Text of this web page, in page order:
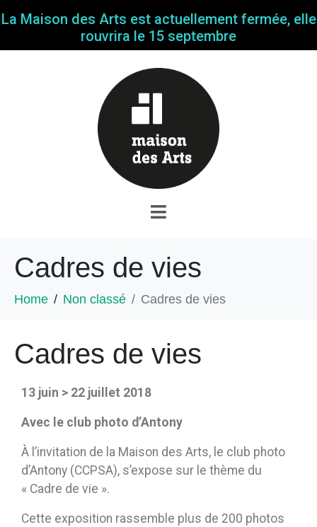
La Maison des Arts est actuellement fermée, elle
rouvrira le 15 septembre
Cadres de vies
Home Non classé Cadres de vies
Cadres de vies
13 juin > 22 juillet 2018
Avec le club photo d’Antony
À l’invitation de la Maison des Arts, le club photo
d’Antony (CCPSA), s’expose sur le thème du
« Cadre de vie ».
Cette exposition rassemble plus de 200 photos